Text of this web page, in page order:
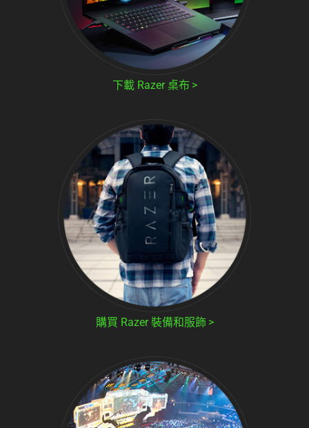
下載 Razer 桌布
購買 Razer 裝備和服飾